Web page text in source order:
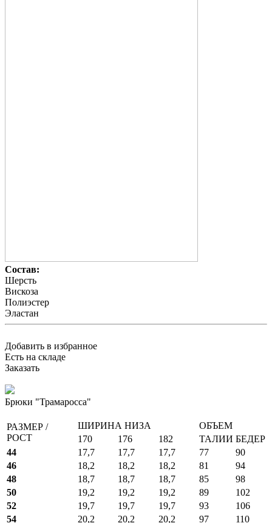
Состав:
Шерсть
Вискоза
Полиэстер
Эластан
Добавить в избранное
Есть на складе
Заказать
Брюки "Трамаросса"
РАЗМЕР /
РОСТ
ШИРИНА НИЗА
ОБЪЕМ
170
176 182 ТАЛИИ БЕДЕР
44
17,7 17,7 17,7 77
90
46
18,2 18,2 18,2 81
94
48
18,7 18,7 18,7 85
98
50
19,2 19,2 19,2 89
102
52
19,7 19,7 19,7 93
106
54
20,2 20,2 20,2 97
110